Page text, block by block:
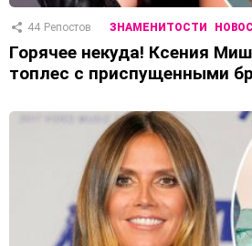
44 Репостов ЗНАМЕНИТОСТИ
Горячее некуда! Ксения
топлес с приспущенными